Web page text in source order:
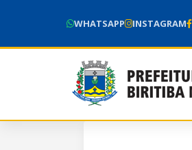
WHATSAPP INSTAGRAM